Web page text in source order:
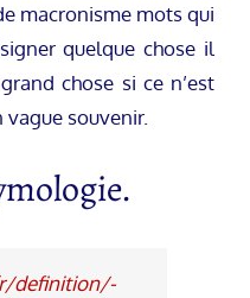
macronisme mots qui
quelque chose il
chose si ce n’est
souvenir.
definition/-